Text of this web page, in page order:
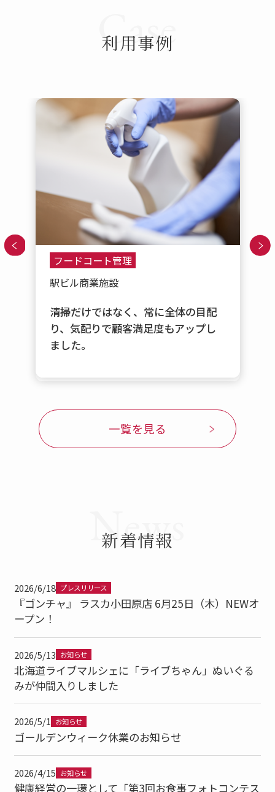
利用事例
Case
フードコート管理
駅ビル商業施設
清掃だけではなく、常に全体の目配
り、気配りで顧客満足度もアップし
ました。
一覧を見る
新着情報
News
2026/6/18 プレスリリース
『ゴンチャ』 ラスカ小田原店 6月25日（木）NEWオ
ープン！
2026/5/13 お知らせ
北海道ライブマルシェに「ライブちゃん」ぬいぐる
みが仲間入りしました
2026/5/1 お知らせ
ゴールデンウィーク休業のお知らせ
2026/4/15 お知らせ
健康経営の一環として「第3回お食事フォトコンテス